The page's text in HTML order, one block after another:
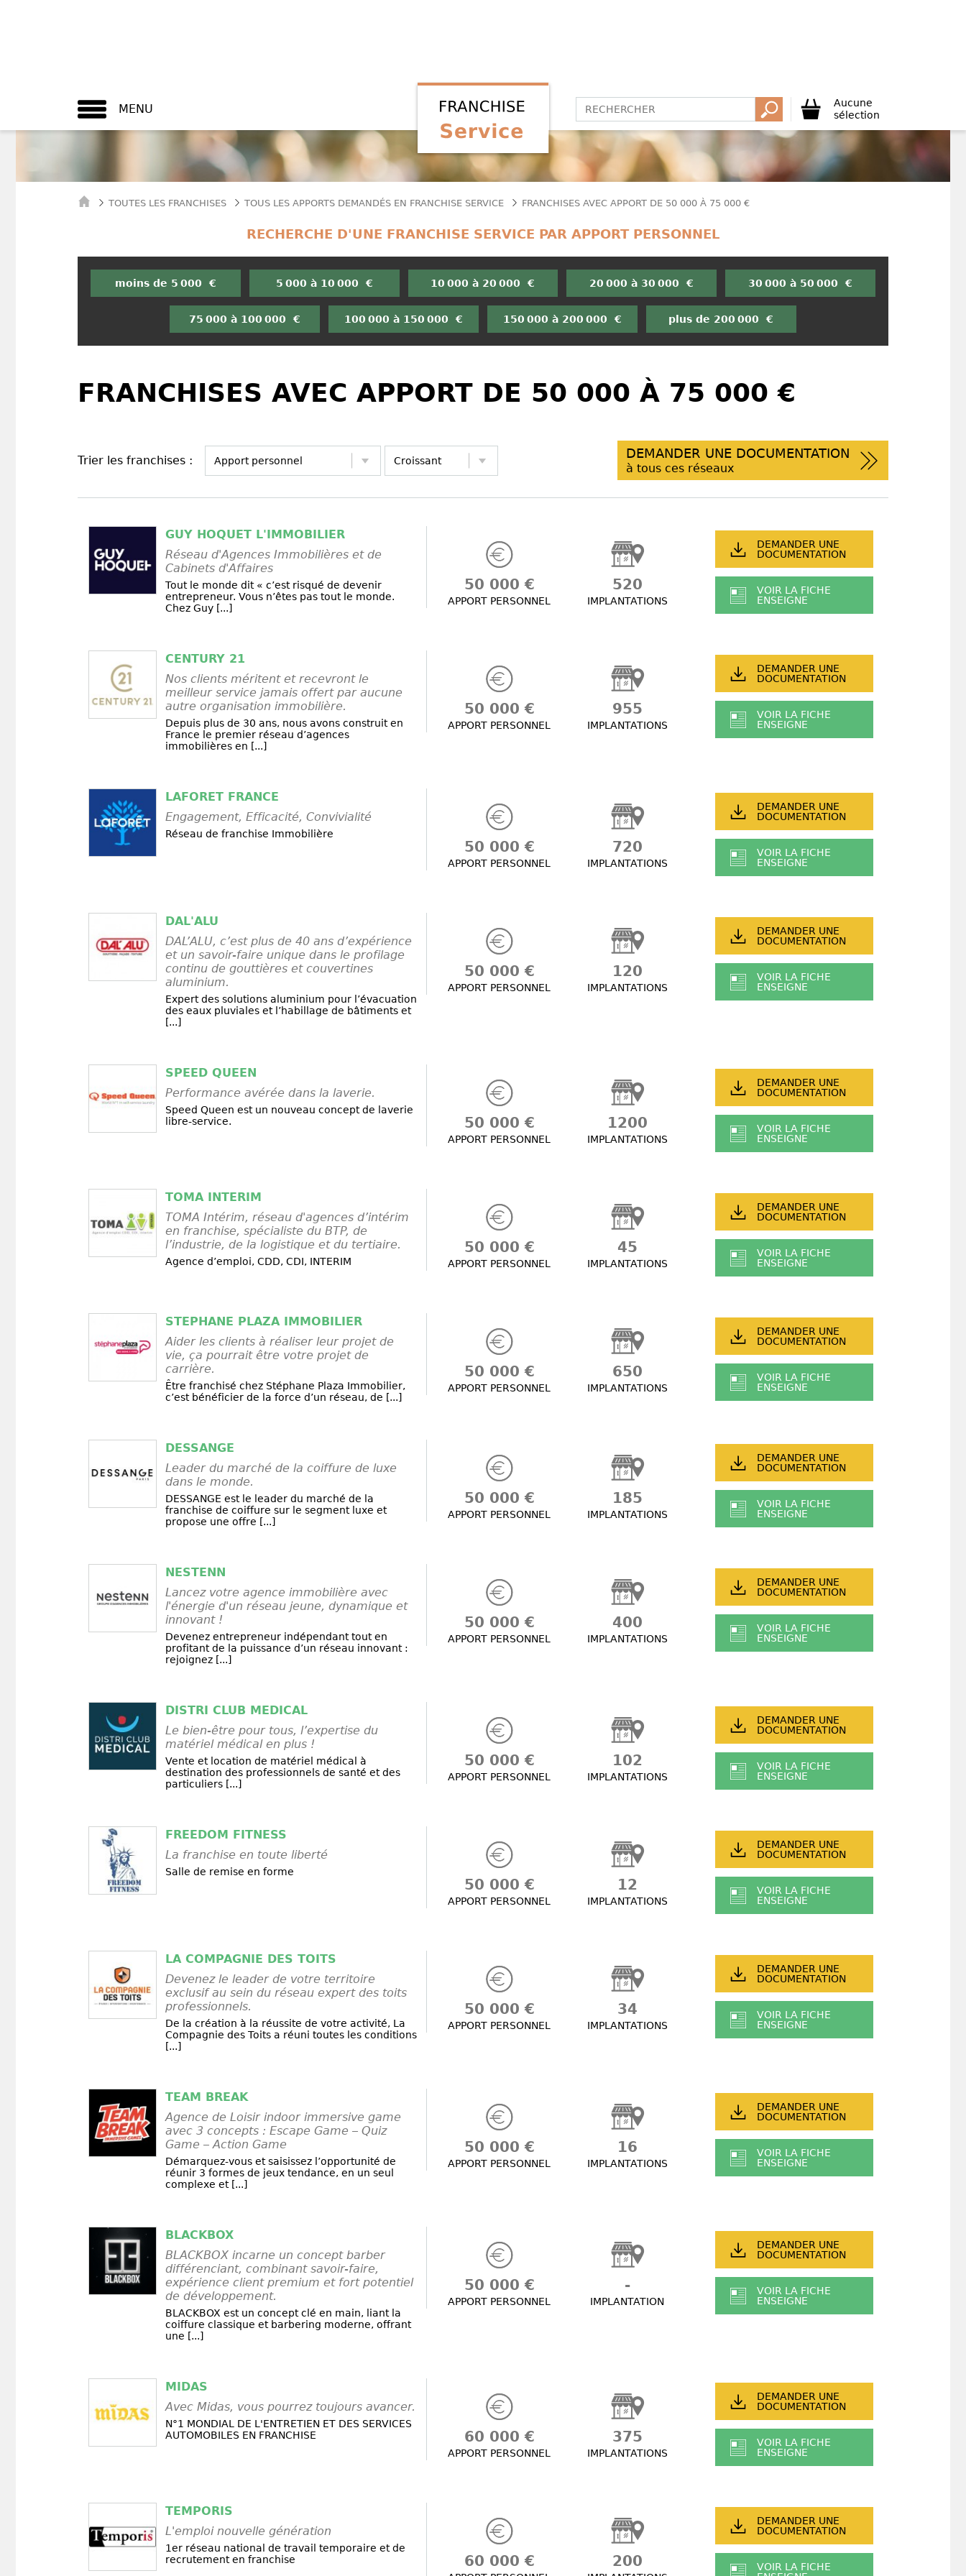
MENU
Aucune
sélection
TOUTES LES FRANCHISES TOUS LES APPORTS DEMANDÉS EN FRANCHISE SERVICE FRANCHISES AVEC APPORT DE 50 000 À 75 000 €
RECHERCHE D'UNE FRANCHISE SERVICE PAR APPORT PERSONNEL
moins de 5 000 € 5 000 à 10 000 € 10 000 à 20 000 € 20 000 à 30 000 € 30 000 à 50 000 €
75 000 à 100 000 € 100 000 à 150 000 € 150 000 à 200 000 € plus de 200 000 €
FRANCHISES AVEC APPORT DE 50 000 À 75 000 €
Trier les franchises : DEMANDER UNE DOCUMENTATION
à tous ces réseaux
GUY HOQUET L'IMMOBILIER
Réseau d'Agences Immobilières et de
Cabinets d'Affaires
Tout le monde dit « c’est risqué de devenir
entrepreneur. Vous n’êtes pas tout le monde.
Chez Guy [...]
50 000 €
APPORT PERSONNEL
520
IMPLANTATIONS
DEMANDER UNE
DOCUMENTATION
VOIR LA FICHE
ENSEIGNE
CENTURY 21
Nos clients méritent et recevront le
meilleur service jamais offert par aucune
autre organisation immobilière.
Depuis plus de 30 ans, nous avons construit en
France le premier réseau d’agences
immobilières en [...]
50 000 €
APPORT PERSONNEL
955
IMPLANTATIONS
DEMANDER UNE
DOCUMENTATION
VOIR LA FICHE
ENSEIGNE
LAFORET FRANCE
Engagement, Efficacité, Convivialité
Réseau de franchise Immobilière
50 000 €
APPORT PERSONNEL
720
IMPLANTATIONS
DEMANDER UNE
DOCUMENTATION
VOIR LA FICHE
ENSEIGNE
DAL'ALU
DAL’ALU, c’est plus de 40 ans d’expérience
et un savoir-faire unique dans le profilage
continu de gouttières et couvertines
aluminium.
Expert des solutions aluminium pour l’évacuation
des eaux pluviales et l’habillage de bâtiments et
[...]
50 000 €
APPORT PERSONNEL
120
IMPLANTATIONS
DEMANDER UNE
DOCUMENTATION
VOIR LA FICHE
ENSEIGNE
SPEED QUEEN
Performance avérée dans la laverie.
Speed Queen est un nouveau concept de laverie
libre-service.
50 000 €
APPORT PERSONNEL
1200
IMPLANTATIONS
DEMANDER UNE
DOCUMENTATION
VOIR LA FICHE
ENSEIGNE
TOMA INTERIM
TOMA Intérim, réseau d'agences d’intérim
en franchise, spécialiste du BTP, de
l’industrie, de la logistique et du tertiaire.
Agence d’emploi, CDD, CDI, INTERIM
50 000 €
APPORT PERSONNEL
45
IMPLANTATIONS
DEMANDER UNE
DOCUMENTATION
VOIR LA FICHE
ENSEIGNE
STEPHANE PLAZA IMMOBILIER
Aider les clients à réaliser leur projet de
vie, ça pourrait être votre projet de
carrière.
Être franchisé chez Stéphane Plaza Immobilier,
c’est bénéficier de la force d’un réseau, de [...]
50 000 €
APPORT PERSONNEL
650
IMPLANTATIONS
DEMANDER UNE
DOCUMENTATION
VOIR LA FICHE
ENSEIGNE
DESSANGE
Leader du marché de la coiffure de luxe
dans le monde.
DESSANGE est le leader du marché de la
franchise de coiffure sur le segment luxe et
propose une offre [...]
50 000 €
APPORT PERSONNEL
185
IMPLANTATIONS
DEMANDER UNE
DOCUMENTATION
VOIR LA FICHE
ENSEIGNE
NESTENN
Lancez votre agence immobilière avec
l'énergie d'un réseau jeune, dynamique et
innovant !
Devenez entrepreneur indépendant tout en
profitant de la puissance d’un réseau innovant :
rejoignez [...]
50 000 €
APPORT PERSONNEL
400
IMPLANTATIONS
DEMANDER UNE
DOCUMENTATION
VOIR LA FICHE
ENSEIGNE
DISTRI CLUB MEDICAL
Le bien-être pour tous, l’expertise du
matériel médical en plus !
Vente et location de matériel médical à
destination des professionnels de santé et des
particuliers [...]
50 000 €
APPORT PERSONNEL
102
IMPLANTATIONS
DEMANDER UNE
DOCUMENTATION
VOIR LA FICHE
ENSEIGNE
FREEDOM FITNESS
La franchise en toute liberté
Salle de remise en forme
50 000 €
APPORT PERSONNEL
12
IMPLANTATIONS
DEMANDER UNE
DOCUMENTATION
VOIR LA FICHE
ENSEIGNE
LA COMPAGNIE DES TOITS
Devenez le leader de votre territoire
exclusif au sein du réseau expert des toits
professionnels.
De la création à la réussite de votre activité, La
Compagnie des Toits a réuni toutes les conditions
[...]
50 000 €
APPORT PERSONNEL
34
IMPLANTATIONS
DEMANDER UNE
DOCUMENTATION
VOIR LA FICHE
ENSEIGNE
TEAM BREAK
Agence de Loisir indoor immersive game
avec 3 concepts : Escape Game – Quiz
Game – Action Game
Démarquez-vous et saisissez l’opportunité de
réunir 3 formes de jeux tendance, en un seul
complexe et [...]
50 000 €
APPORT PERSONNEL
16
IMPLANTATIONS
DEMANDER UNE
DOCUMENTATION
VOIR LA FICHE
ENSEIGNE
BLACKBOX
BLACKBOX incarne un concept barber
différenciant, combinant savoir-faire,
expérience client premium et fort potentiel
de développement.
BLACKBOX est un concept clé en main, liant la
coiffure classique et barbering moderne, offrant
une [...]
50 000 €
APPORT PERSONNEL
-
IMPLANTATION
DEMANDER UNE
DOCUMENTATION
VOIR LA FICHE
ENSEIGNE
MIDAS
Avec Midas, vous pourrez toujours avancer.
N°1 MONDIAL DE L'ENTRETIEN ET DES SERVICES
AUTOMOBILES EN FRANCHISE
60 000 €
APPORT PERSONNEL
375
IMPLANTATIONS
DEMANDER UNE
DOCUMENTATION
VOIR LA FICHE
ENSEIGNE
TEMPORIS
L'emploi nouvelle génération
1er réseau national de travail temporaire et de
recrutement en franchise
60 000 € 200
DEMANDER UNE
DOCUMENTATION
VOIR LA FICHE